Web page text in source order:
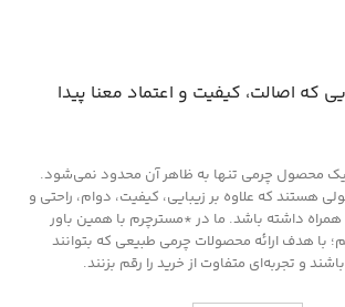
که اصالت، کیفیت و اعتماد معنا پیدا
یک محصول چرمی تنها به ظاهر آن محدود نمی‌شود.
هستند که علاوه بر زیبایی، کیفیت، دوام، راحتی و
همراه داشته باشد. ما در *مسترچرم با همین باور
با هدف ارائه محصولات چرمی طبیعی که بتوانند
و تجربه‌ای متفاوت از خرید را رقم بزنند.